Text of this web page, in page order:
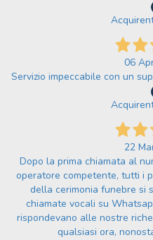
06
Servizio impeccabile con un
22
Dopo la prima chiamata al
operatore competente, tutti i
della cerimonia funebre si
chiamate vocali su
rispondevano alle nostre
qualsiasi ora,